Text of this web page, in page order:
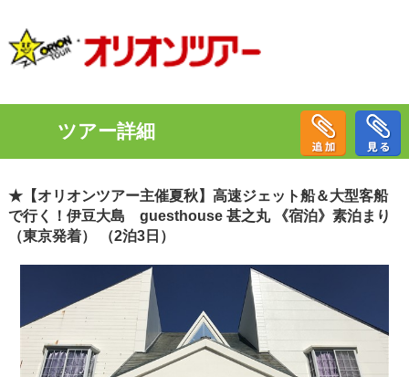
ツアー詳細
★【オリオンツアー主催夏秋】高速ジェット船＆大型客船
で行く！伊豆大島 guesthouse 甚之丸 《宿泊》素泊まり
（東京発着） （2泊3日）